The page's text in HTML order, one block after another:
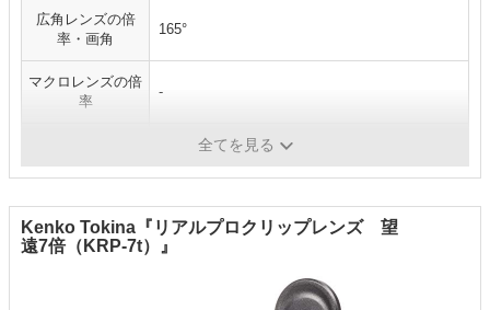
広角レンズの倍
率・画角
165°
マクロレンズの倍
率
-
全てを見る
Kenko Tokina『リアルプロクリップレンズ 望
遠7倍（KRP-7t）』